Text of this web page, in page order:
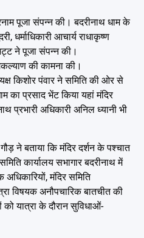
पूजा संपन्न की। बदरीनाथ धाम के
धर्माधिकारी आचार्य राधाकृष्ण
ने पूजा संपन्न की।
की कामना की।
किशोर पंवार ने समिति की ओर से
का प्रसाद भेंट किया यहां मंदिर
प्रभारी अधिकारी अनिल ध्यानी भी
ने बताया कि मंदिर दर्शन के पश्चात
कार्यालय सभागार बदरीनाथ में
मंदिर समिति
विषयक अनौपचारिक बातचीत की
को यात्रा के दौरान सुविधाओं-